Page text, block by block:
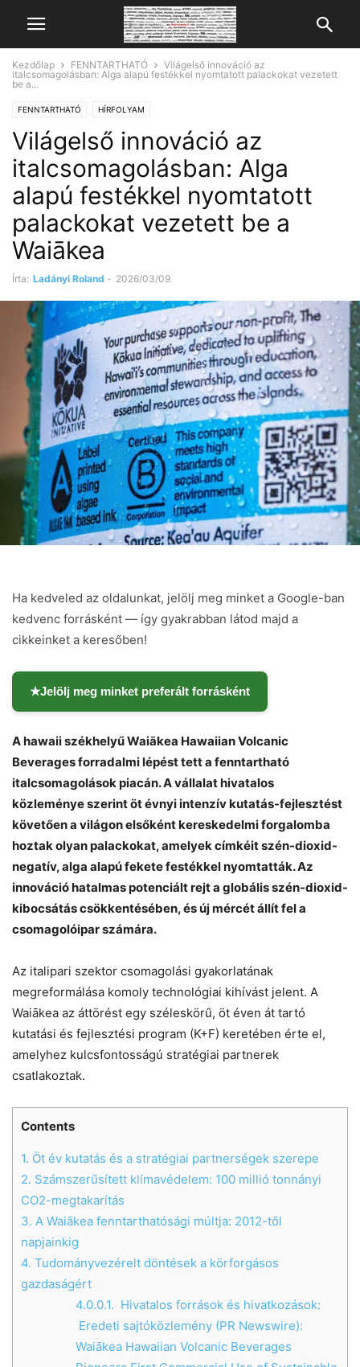
Kezdőlap FENNTARTHATÓ
Világelső innováció az
italcsomagolásban: Alga alapú festékkel nyomtatott palackokat vezetett
be a...
FENNTARTHATÓ HÍRFOLYAM
Világelső innováció az
italcsomagolásban: Alga
alapú festékkel nyomtatott
palackokat vezetett be a
Waiākea
Írta: Ladányi Roland - 2026/03/09
Ha kedveled az oldalunkat, jelölj meg minket a Google-ban
kedvenc forrásként — így gyakrabban látod majd a
cikkeinket a keresőben!
★Jelölj meg minket preferált forrásként
A hawaii székhelyű Waiākea Hawaiian Volcanic
Beverages forradalmi lépést tett a fenntartható
italcsomagolások piacán. A vállalat hivatalos
közleménye szerint öt évnyi intenzív kutatás-fejlesztést
követően a világon elsőként kereskedelmi forgalomba
hoztak olyan palackokat, amelyek címkéit szén-dioxid-
negatív, alga alapú fekete festékkel nyomtatták. Az
innováció hatalmas potenciált rejt a globális szén-dioxid-
kibocsátás csökkentésében, és új mércét állít fel a
csomagolóipar számára.
Az italipari szektor csomagolási gyakorlatának
megreformálása komoly technológiai kihívást jelent. A
Waiākea az áttörést egy széleskörű, öt éven át tartó
kutatási és fejlesztési program (K+F) keretében érte el,
amelyhez kulcsfontosságú stratégiai partnerek
csatlakoztak.
Contents
1. Öt év kutatás és a stratégiai partnerségek szerepe
2. Számszerűsített klímavédelem: 100 millió tonnányi
CO2-megtakarítás
3. A Waiākea fenntarthatósági múltja: 2012-től
napjainkig
4. Tudományvezérelt döntések a körforgásos
gazdaságért
4.0.0.1. Hivatalos források és hivatkozások:
Eredeti sajtóközlemény (PR Newswire):
Waiākea Hawaiian Volcanic Beverages
Chat
Helló! Miben segíthetek ma?